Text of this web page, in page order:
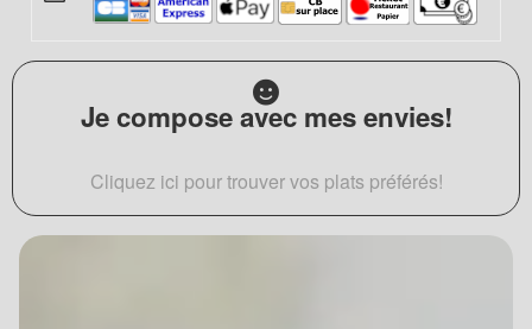
Je compose avec mes envies!
Cliquez ici pour trouver vos plats préférés!